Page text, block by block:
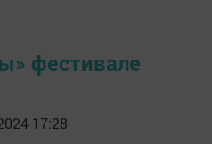
фестивале
17:28